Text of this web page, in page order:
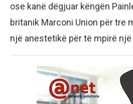
ose kanë dëgjuar këngën
britanik Marconi Union për tre
një anestetikë për të mpirë